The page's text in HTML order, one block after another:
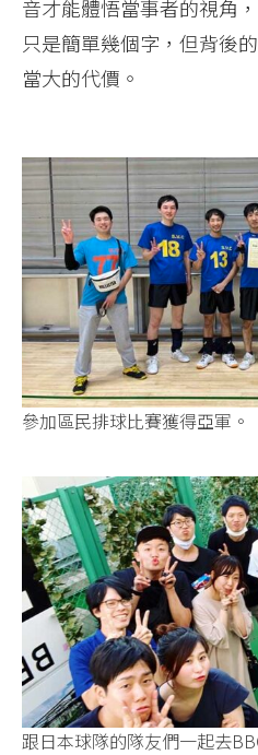
音才能體悟當事者的視角
只是簡單幾個字，但背後
當大的代價。
參加區民排球比賽獲得亞軍。
跟日本球隊的隊友們一起去